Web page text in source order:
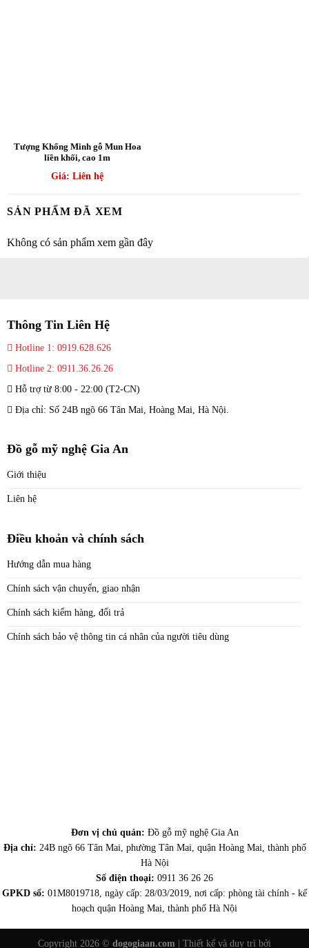
Tượng Khổng Minh gỗ Mun Hoa
liền khối, cao 1m
Giá: Liên hệ
SẢN PHẨM ĐÃ XEM
Không có sản phẩm xem gần đây
Thông Tin Liên Hệ
Hotline 1: 0919.628.626
Hotline 2: 0911.36.26.26
Hỗ trợ từ 8:00 - 22:00 (T2-CN)
Địa chỉ: Số 24B ngõ 66 Tân Mai, Hoàng Mai, Hà Nội.
Đồ gỗ mỹ nghệ Gia An
Giới thiệu
Liên hệ
Điều khoản và chính sách
Hướng dẫn mua hàng
Chính sách vận chuyển, giao nhận
Chính sách kiểm hàng, đổi trả
Chính sách bảo vệ thông tin cá nhân của người tiêu dùng
Đơn vị chủ quản: Đồ gỗ mỹ nghệ Gia An
Địa chỉ: 24B ngõ 66 Tân Mai, phường Tân Mai, quận Hoàng Mai, thành phố
Hà Nội
Số điện thoại: 0911 36 26 26
GPKD số: 01M8019718, ngày cấp: 28/03/2019, nơi cấp: phòng tài chính - kế
hoạch quận Hoàng Mai, thành phố Hà Nội
Copyright 2026 © dogogiaan.com | Thiết kế và duy trì bởi